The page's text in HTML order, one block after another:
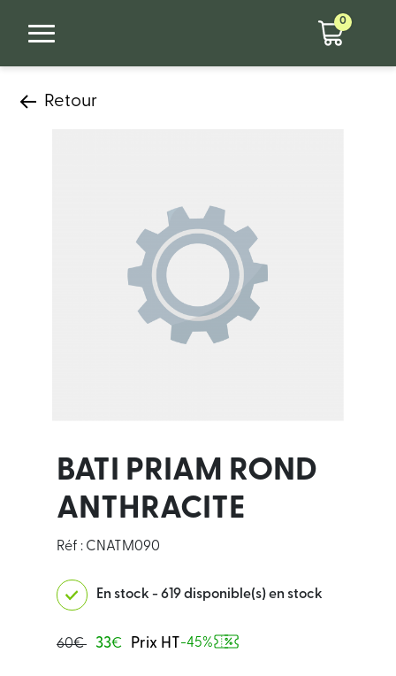
0
Retour
BATI PRIAM ROND
ANTHRACITE
Réf : CNATM090
En stock - 619 disponible(s) en stock
60€ 33€ Prix HT-45%